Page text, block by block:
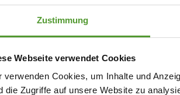
Zustimmung
Webseite verwendet Cookies
verwenden Cookies, um Inhalte und
die Zugriffe auf unsere Website zu
Wege zur Magen- und
Darin stellte sie die Vorteile
gegenüber der Schulmedizin
wahr, am Stand von Pflüger
Arzneimittel zu